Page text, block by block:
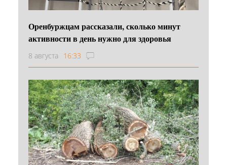
Оренбуржцам рассказали, сколько минут
активности в день нужно для здоровья
8 августа 16:33